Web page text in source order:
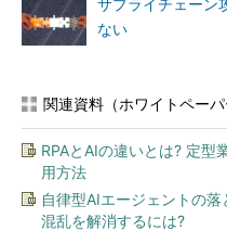
サプライチェーン
ない
関連資料（ホワイトペーパ
RPAとAIの違いとは? 定型
用方法
自律型AIエージェントの
混乱を解消するには?